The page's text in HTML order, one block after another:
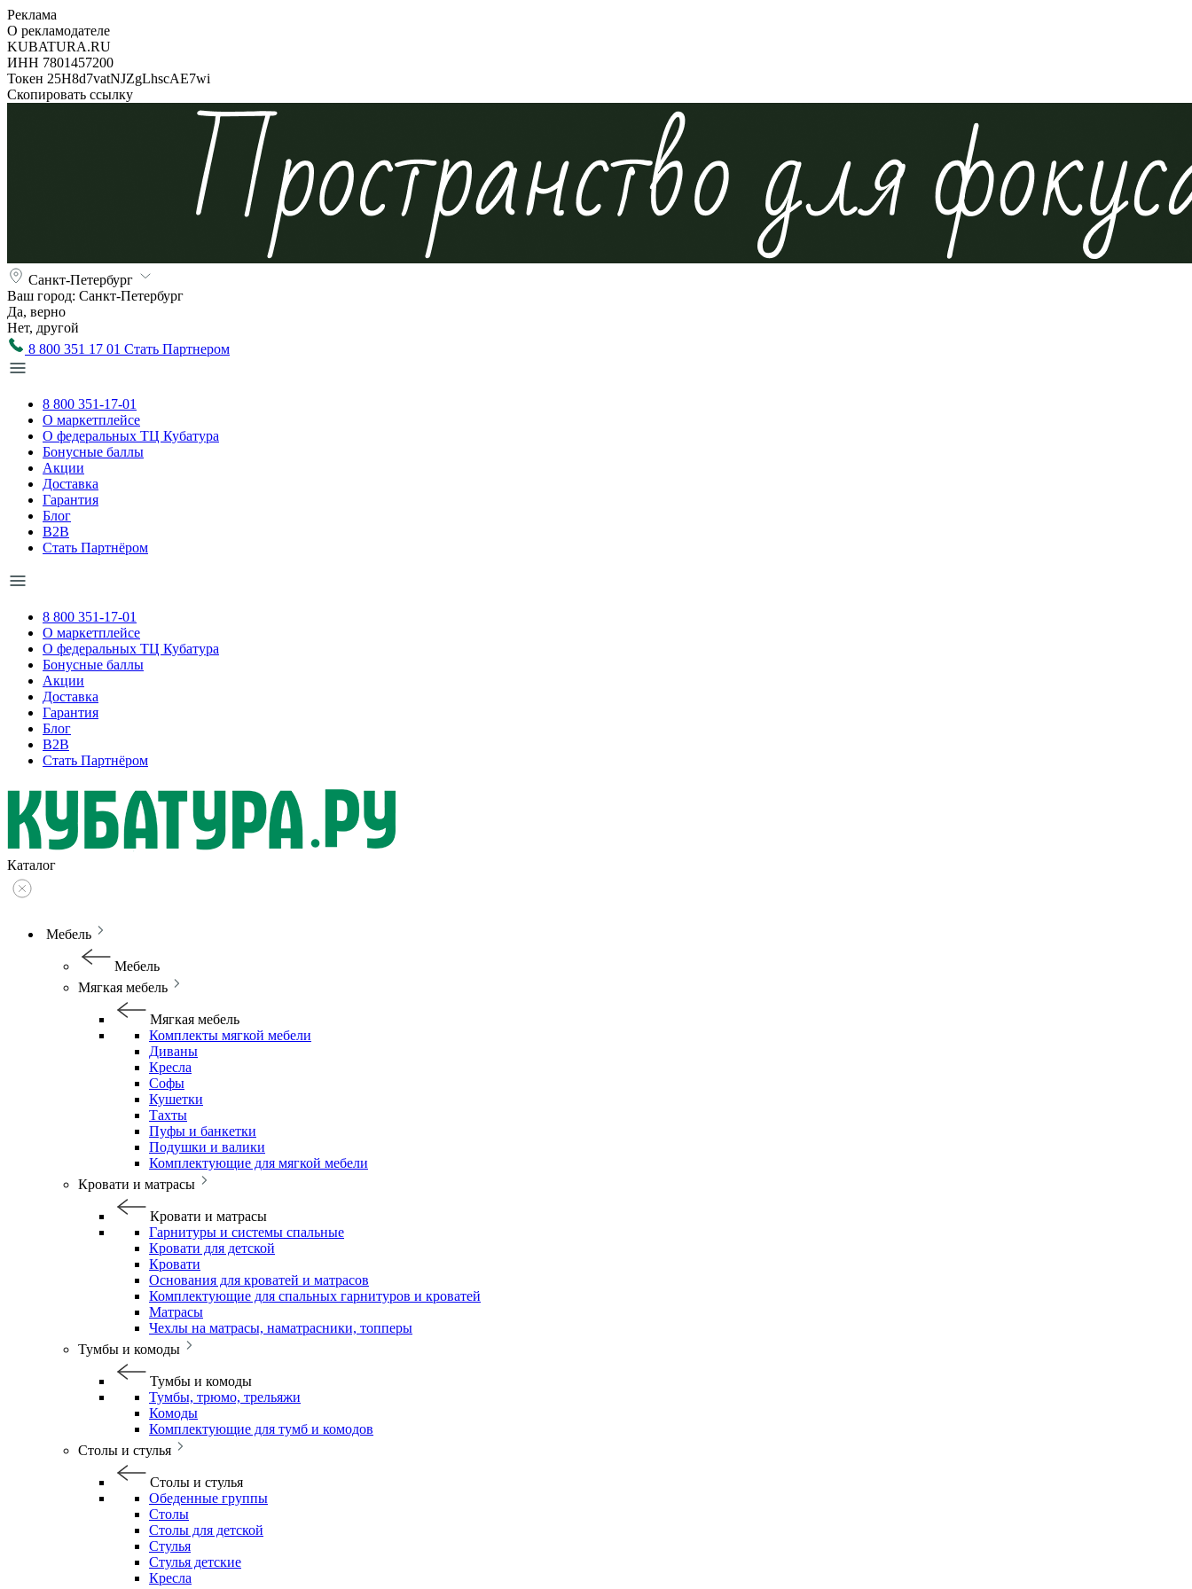
Реклама
О рекламодателе
KUBATURA.RU
ИНН 7801457200
Токен 25H8d7vatNJZgLhscAE7wi
Скопировать ссылку
Санкт-Петербург
Ваш город: Санкт-Петербург
Да, верно
Нет, другой
8 800 351 17 01 Стать Партнером
8 800 351-17-01
О маркетплейсе
О федеральных ТЦ Кубатура
Бонусные баллы
Акции
Доставка
Гарантия
Блог
B2B
Стать Партнёром
8 800 351-17-01
О маркетплейсе
О федеральных ТЦ Кубатура
Бонусные баллы
Акции
Доставка
Гарантия
Блог
B2B
Стать Партнёром
Каталог
Мебель
Мебель
Мягкая мебель
Мягкая мебель
Комплекты мягкой мебели
Диваны
Кресла
Софы
Кушетки
Тахты
Пуфы и банкетки
Подушки и валики
Комплектующие для мягкой мебели
Кровати и матрасы
Кровати и матрасы
Гарнитуры и системы спальные
Кровати для детской
Кровати
Основания для кроватей и матрасов
Комплектующие для спальных гарнитуров и кроватей
Матрасы
Чехлы на матрасы, наматрасники, топперы
Тумбы и комоды
Тумбы и комоды
Тумбы, трюмо, трельяжи
Комоды
Комплектующие для тумб и комодов
Столы и стулья
Столы и стулья
Обеденные группы
Столы
Столы для детской
Стулья
Стулья детские
Кресла